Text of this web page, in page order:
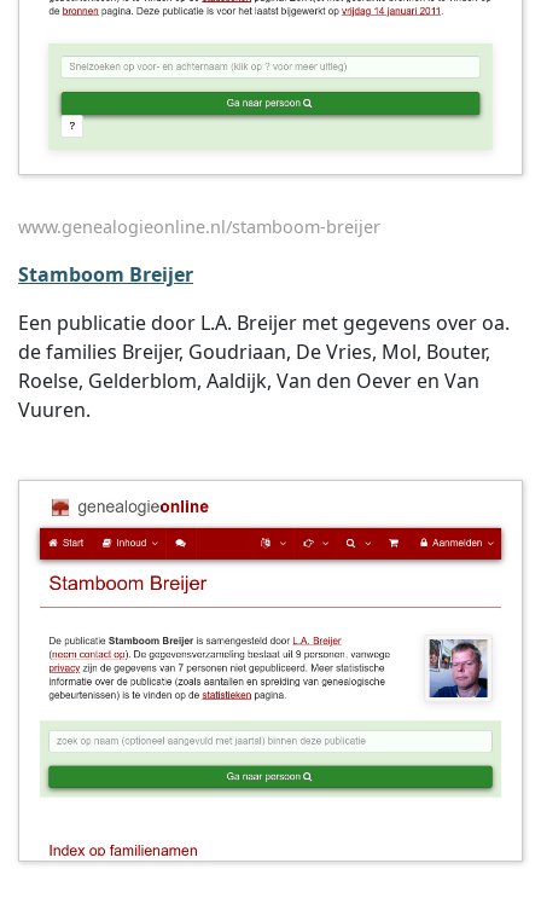
www.genealogieonline.nl/stamboom-breijer
Stamboom Breijer
Een publicatie door L.A. Breijer met gegevens over oa.
de families Breijer, Goudriaan, De Vries, Mol, Bouter,
Roelse, Gelderblom, Aaldijk, Van den Oever en Van
Vuuren.